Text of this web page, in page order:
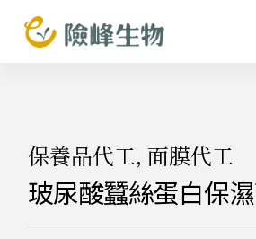
跳
至
保養品代工,面膜代工
玻尿酸蠶絲蛋白保